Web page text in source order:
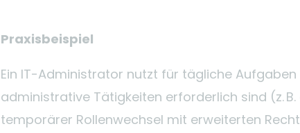
Praxisbeispiel
Ein IT-Administrator nutzt für tägliche
administrative Tätigkeiten erforderlich sind (z.
temporärer Rollenwechsel mit erweiterten